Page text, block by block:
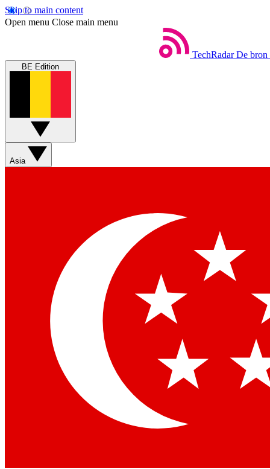
Skip to main content
Open menu Close main menu
TechRadar De bron
BE Edition
Asia